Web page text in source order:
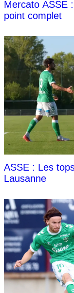
Mercato ASSE
point complet
ASSE : Les
Lausanne